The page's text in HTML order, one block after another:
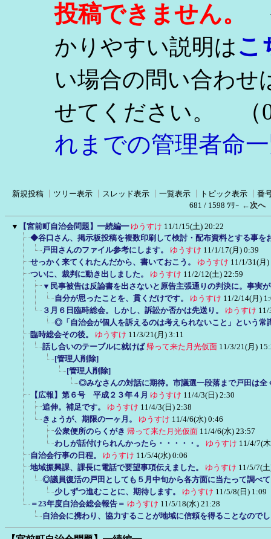
投稿できません。
かりやすい説明はこ
い場合の問い合わせ
せてください。
（
れまでの管理者命
新規投稿 ツリー表示 スレッド表示 一覧表示 トピック表示
番
681 / 1598 ﾂﾘｰ ←次へ
▼ 【宮前町自治会問題】━続編━ ゆうすけ 11/1/15(土) 20:22
◆谷口さん、掲示板投稿を複数印刷して検討・配布資料とする事を
戸田さんのファイル参考にします。
ゆうすけ 11/1/17(月) 0:39
せっかく来てくれたんだから、書いておこう。
ゆうすけ 11/1/31(月)
ついに、裁判に動き出しました。
ゆうすけ 11/2/12(土) 22:59
▼民事被告は反論書を出さないと原告主張通りの判決に。事実
自分が思ったことを、貫くだけです。
ゆうすけ 11/2/14(月)
３月６日臨時総会。しかし、訴訟か否かは先送り。
ゆうすけ 11/
◎「自治会が個人を訴えるのは考えられないこと」という常
臨時総会その後。
ゆうすけ 11/3/21(月) 3:11
話し合いのテーブルに就けば 帰って来た月光仮面 11/3/21(月)
[管理人削除]
[管理人削除]
◎みなさんの対話に期待。市議選一段落まで戸田は全
【広報】第６号 平成２３年４月 ゆうすけ 11/4/3(日) 2:30
追伸。補足です。
ゆうすけ 11/4/3(日) 2:38
きょうが、期限の一ヶ月。
ゆうすけ 11/4/6(水) 0:46
公衆便所のらくがき 帰って来た月光仮面 11/4/6(水) 23:57
わしが話付けられんかったら・・・・・。
ゆうすけ 11/4/7(
自治会行事の日程。
ゆうすけ 11/5/4(水) 0:06
地域振興課、課長に電話で要望事項伝えました。
ゆうすけ 11/5/7(
◎議員復活の戸田としても５月中旬から各方面に当たって調べ
少しずつ進むことに、期待します。
ゆうすけ 11/5/8(日) 1:09
＝23年度自治会総会報告＝ ゆうすけ 11/5/18(水) 21:28
自治会に携わり、協力することが地域に信頼を得ることなので